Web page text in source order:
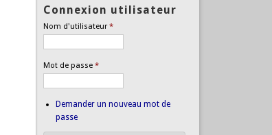
Connexion utilisateur
Nom d'utilisateur*
Mot de passe *
Demander un nouveau mot de
passe